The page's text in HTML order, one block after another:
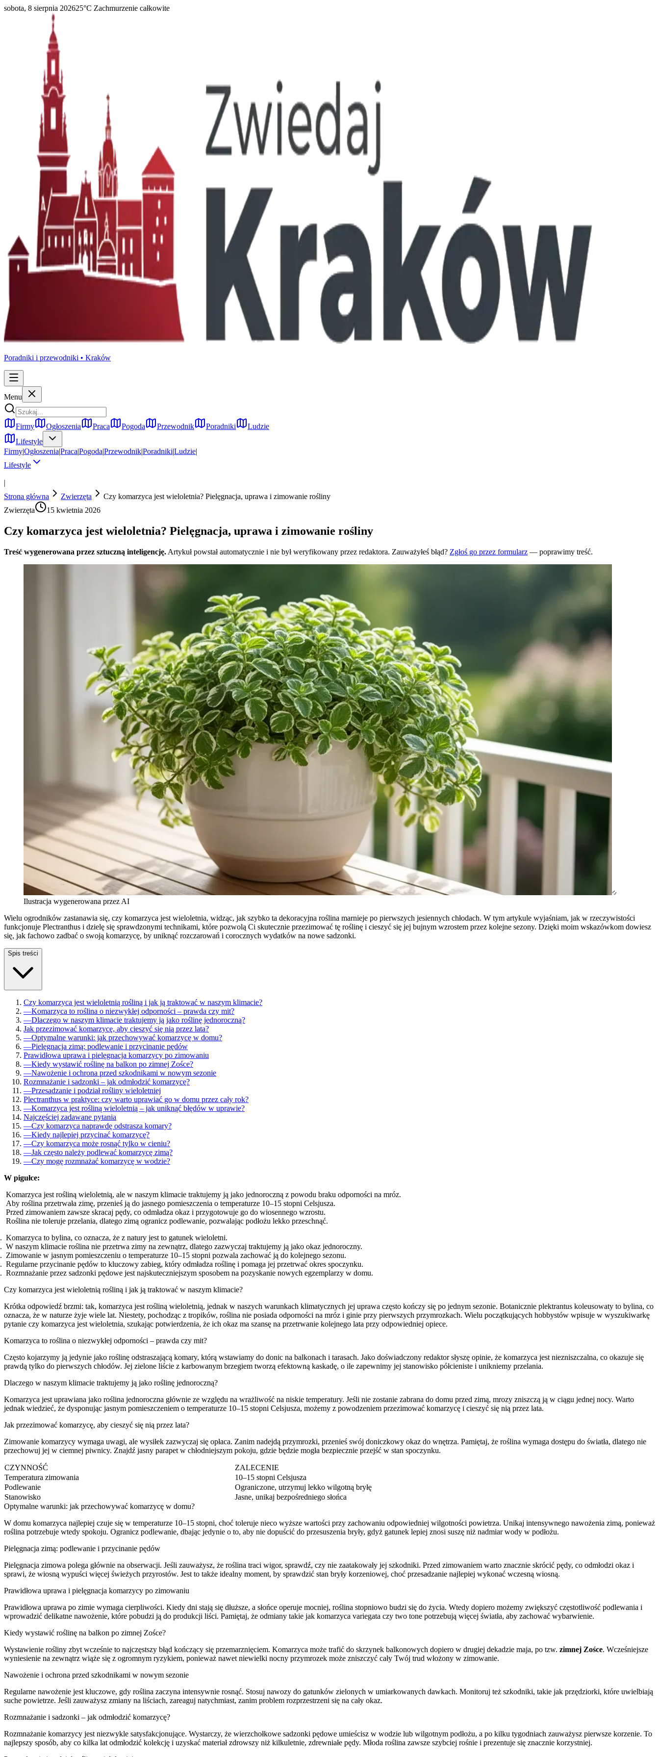
sobota, 8 sierpnia 202625°C Zachmurzenie całkowite
Poradniki i przewodniki • Kraków
Menu
Firmy Ogłoszenia Praca Pogoda Przewodnik Poradniki
Ludzie
Lifestyle
Firmy|Ogłoszenia|Praca|Pogoda|Przewodnik|Poradniki|Ludzie|
Lifestyle
|
Strona główna
Zwierzęta
Czy komarzyca jest wieloletnia? Pielęgnacja, uprawa i zimowanie rośliny
Zwierzęta
15 kwietnia 2026
Czy komarzyca jest wieloletnia? Pielęgnacja, uprawa i zimowanie rośliny
Treść wygenerowana przez sztuczną inteligencję. Artykuł powstał automatycznie i nie był weryfikowany przez redaktora. Zauważyłeś błąd? Zgłoś go przez formularz — poprawimy treść.
Ilustracja wygenerowana przez AI
Wielu ogrodników zastanawia się, czy komarzyca jest wieloletnia, widząc, jak szybko ta dekoracyjna roślina marnieje po pierwszych jesiennych chłodach. W tym artykule wyjaśniam, jak w rzeczywistości
funkcjonuje Plectranthus i dzielę się sprawdzonymi technikami, które pozwolą Ci skutecznie przezimować tę roślinę i cieszyć się jej bujnym wzrostem przez kolejne sezony. Dzięki moim wskazówkom dowiesz
się, jak fachowo zadbać o swoją komarzycę, by uniknąć rozczarowań i corocznych wydatków na nowe sadzonki.
Spis treści
Czy komarzyca jest wieloletnią rośliną i jak ją traktować w naszym klimacie?
—Komarzyca to roślina o niezwykłej odporności – prawda czy mit?
—Dlaczego w naszym klimacie traktujemy ją jako roślinę jednoroczną?
Jak przezimować komarzycę, aby cieszyć się nią przez lata?
—Optymalne warunki: jak przechowywać komarzycę w domu?
—Pielęgnacja zimą: podlewanie i przycinanie pędów
Prawidłowa uprawa i pielęgnacja komarzycy po zimowaniu
—Kiedy wystawić roślinę na balkon po zimnej Zośce?
—Nawożenie i ochrona przed szkodnikami w nowym sezonie
Rozmnażanie i sadzonki – jak odmłodzić komarzycę?
—Przesadzanie i podział rośliny wieloletniej
Plectranthus w praktyce: czy warto uprawiać go w domu przez cały rok?
—Komarzyca jest rośliną wieloletnią – jak uniknąć błędów w uprawie?
Najczęściej zadawane pytania
—Czy komarzyca naprawdę odstrasza komary?
—Kiedy najlepiej przycinać komarzycę?
—Czy komarzyca może rosnąć tylko w cieniu?
—Jak często należy podlewać komarzycę zimą?
—Czy mogę rozmnażać komarzycę w wodzie?
W pigułce:
Komarzyca jest rośliną wieloletnią, ale w naszym klimacie traktujemy ją jako jednoroczną z powodu braku odporności na mróz.
Aby roślina przetrwała zimę, przenieś ją do jasnego pomieszczenia o temperaturze 10–15 stopni Celsjusza.
Przed zimowaniem zawsze skracaj pędy, co odmładza okaz i przygotowuje go do wiosennego wzrostu.
Roślina nie toleruje przelania, dlatego zimą ogranicz podlewanie, pozwalając podłożu lekko przeschnąć.
Komarzyca to bylina, co oznacza, że z natury jest to gatunek wieloletni.
W naszym klimacie roślina nie przetrwa zimy na zewnątrz, dlatego zazwyczaj traktujemy ją jako okaz jednoroczny.
Zimowanie w jasnym pomieszczeniu o temperaturze 10–15 stopni pozwala zachować ją do kolejnego sezonu.
Regularne przycinanie pędów to kluczowy zabieg, który odmładza roślinę i pomaga jej przetrwać okres spoczynku.
Rozmnażanie przez sadzonki pędowe jest najskuteczniejszym sposobem na pozyskanie nowych egzemplarzy w domu.
Czy komarzyca jest wieloletnią rośliną i jak ją traktować w naszym klimacie?
Krótka odpowiedź brzmi: tak, komarzyca jest rośliną wieloletnią, jednak w naszych warunkach klimatycznych jej uprawa często kończy się po jednym sezonie. Botanicznie plektrantus koleusowaty to bylina, co
oznacza, że w naturze żyje wiele lat. Niestety, pochodząc z tropików, roślina nie posiada odporności na mróz i ginie przy pierwszych przymrozkach. Wielu początkujących hobbystów wpisuje w wyszukiwarkę
pytanie czy komarzyca jest wieloletnia, szukając potwierdzenia, że ich okaz ma szansę na przetrwanie kolejnego lata przy odpowiedniej opiece.
Komarzyca to roślina o niezwykłej odporności – prawda czy mit?
Często kojarzymy ją jedynie jako roślinę odstraszającą komary, którą wstawiamy do donic na balkonach i tarasach. Jako doświadczony redaktor słyszę opinie, że komarzyca jest niezniszczalna, co okazuje się
prawdą tylko do pierwszych chłodów. Jej zielone liście z karbowanym brzegiem tworzą efektowną kaskadę, o ile zapewnimy jej stanowisko półcieniste i unikniemy przelania.
Dlaczego w naszym klimacie traktujemy ją jako roślinę jednoroczną?
Komarzyca jest uprawiana jako roślina jednoroczna głównie ze względu na wrażliwość na niskie temperatury. Jeśli nie zostanie zabrana do domu przed zimą, mrozy zniszczą ją w ciągu jednej nocy. Warto
jednak wiedzieć, że dysponując jasnym pomieszczeniem o temperaturze 10–15 stopni Celsjusza, możemy z powodzeniem przezimować komarzycę i cieszyć się nią przez lata.
Jak przezimować komarzycę, aby cieszyć się nią przez lata?
Zimowanie komarzycy wymaga uwagi, ale wysiłek zazwyczaj się opłaca. Zanim nadejdą przymrozki, przenieś swój doniczkowy okaz do wnętrza. Pamiętaj, że roślina wymaga dostępu do światła, dlatego nie
przechowuj jej w ciemnej piwnicy. Znajdź jasny parapet w chłodniejszym pokoju, gdzie będzie mogła bezpiecznie przejść w stan spoczynku.
CZYNNOŚĆ
ZALECENIE
Temperatura zimowania
10–15 stopni Celsjusza
Podlewanie
Ograniczone, utrzymuj lekko wilgotną bryłę
Stanowisko
Jasne, unikaj bezpośredniego słońca
Optymalne warunki: jak przechowywać komarzycę w domu?
W domu komarzyca najlepiej czuje się w temperaturze 10–15 stopni, choć toleruje nieco wyższe wartości przy zachowaniu odpowiedniej wilgotności powietrza. Unikaj intensywnego nawożenia zimą, ponieważ
roślina potrzebuje wtedy spokoju. Ogranicz podlewanie, dbając jedynie o to, aby nie dopuścić do przesuszenia bryły, gdyż gatunek lepiej znosi suszę niż nadmiar wody w podłożu.
Pielęgnacja zimą: podlewanie i przycinanie pędów
Pielęgnacja zimowa polega głównie na obserwacji. Jeśli zauważysz, że roślina traci wigor, sprawdź, czy nie zaatakowały jej szkodniki. Przed zimowaniem warto znacznie skrócić pędy, co odmłodzi okaz i
sprawi, że wiosną wypuści więcej świeżych przyrostów. Jest to także idealny moment, by sprawdzić stan bryły korzeniowej, choć przesadzanie najlepiej wykonać wczesną wiosną.
Prawidłowa uprawa i pielęgnacja komarzycy po zimowaniu
Prawidłowa uprawa po zimie wymaga cierpliwości. Kiedy dni stają się dłuższe, a słońce operuje mocniej, roślina stopniowo budzi się do życia. Wtedy dopiero możemy zwiększyć częstotliwość podlewania i
wprowadzić delikatne nawożenie, które pobudzi ją do produkcji liści. Pamiętaj, że odmiany takie jak komarzyca variegata czy two tone potrzebują więcej światła, aby zachować wybarwienie.
Kiedy wystawić roślinę na balkon po zimnej Zośce?
Wystawienie rośliny zbyt wcześnie to najczęstszy błąd kończący się przemarznięciem. Komarzyca może trafić do skrzynek balkonowych dopiero w drugiej dekadzie maja, po tzw. zimnej Zośce. Wcześniejsze
wyniesienie na zewnątrz wiąże się z ogromnym ryzykiem, ponieważ nawet niewielki nocny przymrozek może zniszczyć cały Twój trud włożony w zimowanie.
Nawożenie i ochrona przed szkodnikami w nowym sezonie
Regularne nawożenie jest kluczowe, gdy roślina zaczyna intensywnie rosnąć. Stosuj nawozy do gatunków zielonych w umiarkowanych dawkach. Monitoruj też szkodniki, takie jak przędziorki, które uwielbiają
suche powietrze. Jeśli zauważysz zmiany na liściach, zareaguj natychmiast, zanim problem rozprzestrzeni się na cały okaz.
Rozmnażanie i sadzonki – jak odmłodzić komarzycę?
Rozmnażanie komarzycy jest niezwykle satysfakcjonujące. Wystarczy, że wierzchołkowe sadzonki pędowe umieścisz w wodzie lub wilgotnym podłożu, a po kilku tygodniach zauważysz pierwsze korzenie. To
najlepszy sposób, aby co kilka lat odmłodzić kolekcję i uzyskać materiał zdrowszy niż kilkuletnie, zdrewniałe pędy. Młoda roślina zawsze szybciej rośnie i prezentuje się znacznie korzystniej.